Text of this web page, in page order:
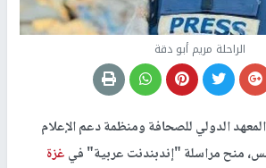
الراحلة مريم أبو دقة
الدولي للصحافة ومنظمة دعم الإعلام
منح مراسلة "إندبندنت عربية" فيغزة